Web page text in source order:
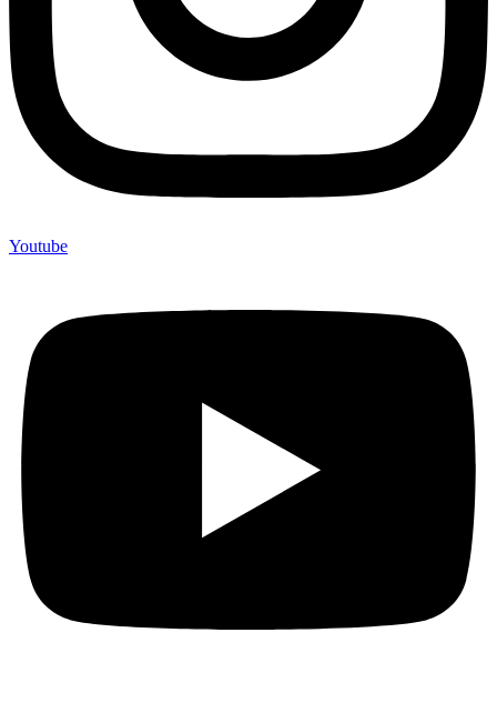
Youtube